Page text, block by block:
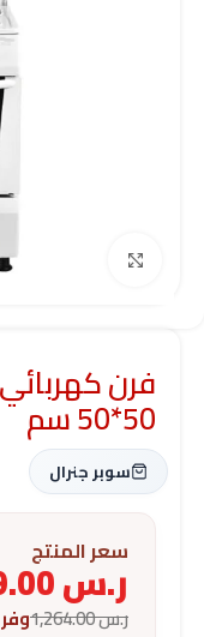
Click to enlarge
50*50 سم
سوبر جنرال
سعر المنتج
ر.س
ر.س1,264.00 وفر